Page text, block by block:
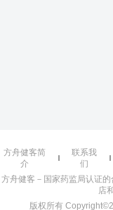
方舟健客简
介
联系我
们
方舟健客－国家药监局认证
店
版权所有